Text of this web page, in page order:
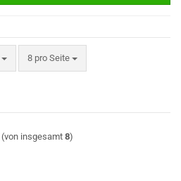
8 pro Seite
pro Seite
(von insgesamt 8)